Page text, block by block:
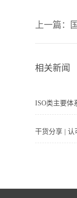
上一篇：
相关新闻
ISO类主要体